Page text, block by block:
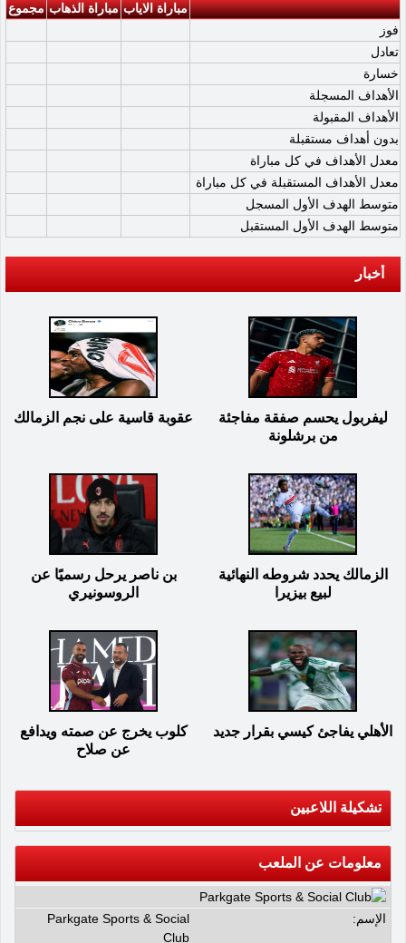
مباراة الاياب مباراة الذهاب مجموع
فوز
تعادل
خسارة
الأهداف المسجلة
الأهداف المقبولة
بدون أهداف مستقبلة
معدل الأهداف في كل مباراة
معدل الأهداف المستقبلة في كل مباراة
متوسط الهدف الأول المسجل
متوسط الهدف الأول المستقبل
أخبار
ليفربول يحسم صفقة مفاجئة
من برشلونة
عقوبة قاسية على نجم الزمالك
الزمالك يحدد شروطه النهائية
لبيع بيزيرا
بن ناصر يرحل رسميًا عن
الروسونيري
الأهلي يفاجئ كيسي بقرار جديد
كلوب يخرج عن صمته ويدافع
عن صلاح
تشكيلة اللاعبين
معلومات عن الملعب
الإسم:
Parkgate Sports & Social
Club